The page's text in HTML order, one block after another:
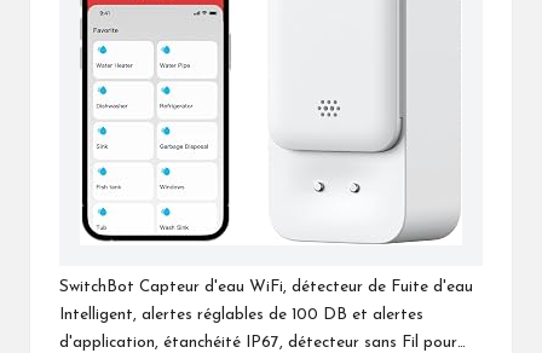
SwitchBot Capteur d'eau WiFi, détecteur de Fuite d'eau
Intelligent, alertes réglables de 100 DB et alertes
d'application, étanchéité IP67, détecteur sans Fil pour